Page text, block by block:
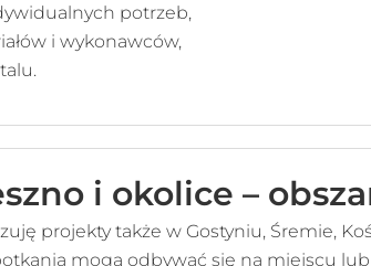
potrzeb,
i wykonawców,
i okolice –
projekty także w Gostyniu, Śremie,
mogą odbywać się na miejscu